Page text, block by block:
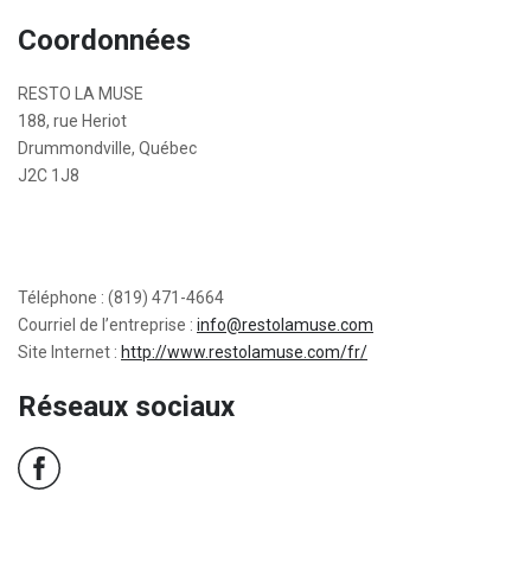
Coordonnées
RESTO LA MUSE
188, rue Heriot
Drummondville, Québec
J2C 1J8
Téléphone : (819) 471-4664
Courriel de l’entreprise : info@restolamuse.com
Site Internet : http://www.restolamuse.com/fr/
Réseaux sociaux